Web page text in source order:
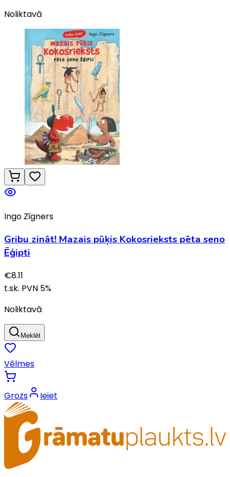
Noliktavā
Ingo Zīgners
Gribu zināt! Mazais pūķis Kokosrieksts pēta seno
Ēģipti
€8.11
t.sk. PVN 5%
Noliktavā
Meklēt
Vēlmes
Grozs Ieiet